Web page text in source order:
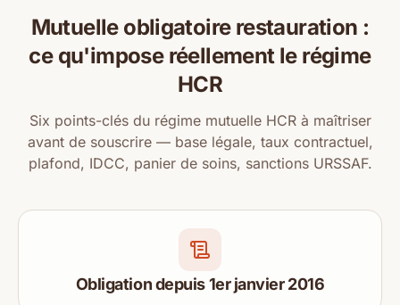
Mutuelle obligatoire restauration :
ce qu'impose réellement le régime
HCR
Six points-clés du régime mutuelle HCR à maîtriser
avant de souscrire — base légale, taux contractuel,
plafond, IDCC, panier de soins, sanctions URSSAF.
Obligation depuis 1er janvier 2016